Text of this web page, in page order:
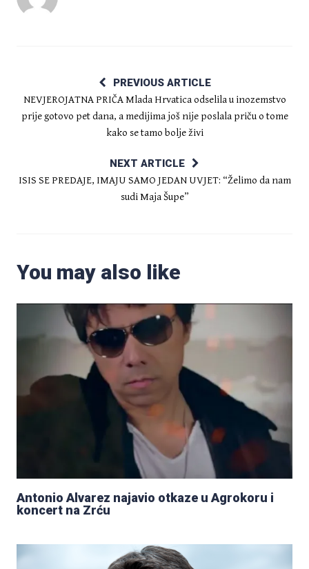
PREVIOUS ARTICLE
NEVJEROJATNA PRIČA Mlada Hrvatica odselila u inozemstvo
prije gotovo pet dana, a medijima još nije poslala priču o tome
kako se tamo bolje živi
NEXT ARTICLE
ISIS SE PREDAJE, IMAJU SAMO JEDAN UVJET: “Želimo da nam
sudi Maja Šupe”
You may also like
Antonio Alvarez najavio otkaze u Agrokoru i
koncert na Zrću